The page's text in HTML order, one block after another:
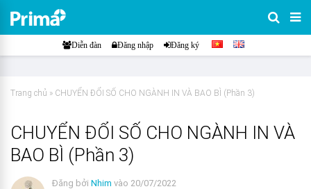
Diễn đàn Đăng nhập Đăng ký
Trang chủ » CHUYỂN ĐỔI SỐ CHO NGÀNH IN VÀ BAO BÌ (Phần 3)
CHUYỂN ĐỔI SỐ CHO NGÀNH IN VÀ
BAO BÌ (Phần 3)
Đăng bởi Nhim vào 20/07/2022